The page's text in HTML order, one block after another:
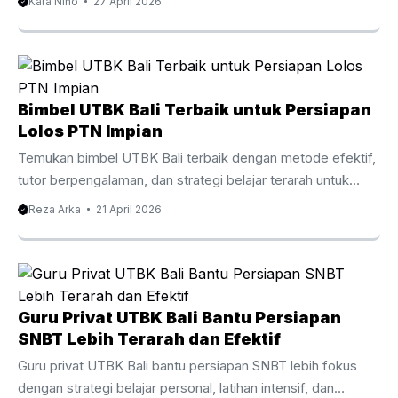
strategi yang tepat dan latihan yang konsisten. Oleh karena
itu, banyak peserta kini memilih Les Privat CPNS Bali
sebagai cara efektif untuk meningkatkan peluang lolos.
Dengan persaingan yang semakin ketat setiap tahunnya,
belajar secara mandiri sering kali terasa kurang cukup. Di
Bali, minat terhadap bimbingan privat CPNS terus
meningkat. Hal ini ...
Bimbel UTBK Bali Terbaik untuk Persiapan
Lolos PTN Impian
Temukan bimbel UTBK Bali terbaik dengan metode efektif,
tutor berpengalaman, dan strategi belajar terarah untuk
lolos PTN impian. Baca panduan lengkapnya di sini.
semakin ketat. Oleh karena itu, banyak siswa mulai mencari
bimbel UTBK Bali sebagai langkah strategis untuk
meningkatkan peluang lolos. Dengan pendekatan belajar
yang tepat, materi terarah, dan bimbingan tutor
berpengalaman, proses persiapan menjadi lebih efektif dan
terukur. Selain itu, mengikuti bimbingan belajar khusus
UTBK di Bali membantu siswa memahami pola ...
Reza Arka 21 April 2026
Guru Privat UTBK Bali Bantu Persiapan
SNBT Lebih Terarah dan Efektif
Guru privat UTBK Bali bantu persiapan SNBT lebih fokus
dengan strategi belajar personal, latihan intensif, dan